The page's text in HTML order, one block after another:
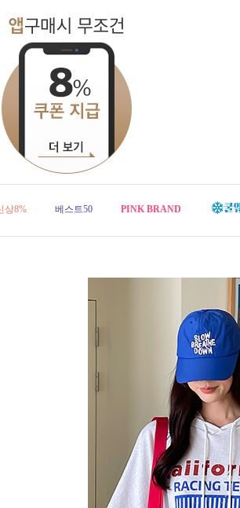
상8% 베스트50 PINK BRAND